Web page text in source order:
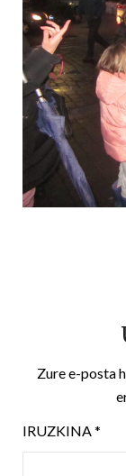
Zure e-posta
IRUZKINA *